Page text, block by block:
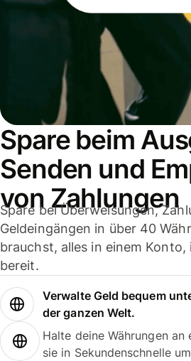
Spare beim
Senden und
von Zahlungen
Spare bei Überweisungen,
Geldeingängen in über 40
brauchst, alles in einem
bereit.
Verwalte Geld bequem
der ganzen Welt.
Halte deine Währungen
sie in Sekundenschnelle